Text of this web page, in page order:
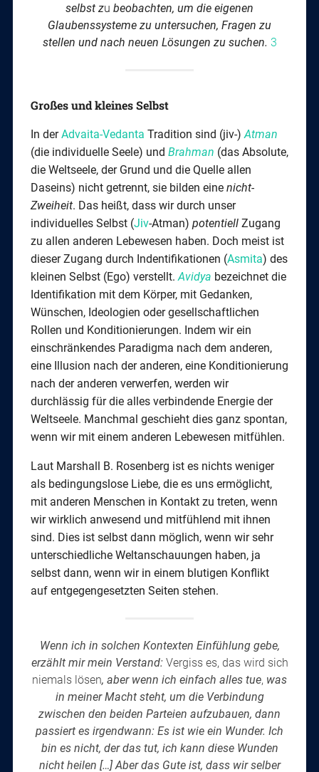
selbst zu beobachten, um die eigenen
Glaubenssysteme zu untersuchen, Fragen zu
stellen und nach neuen Lösungen zu suchen. 3
Großes und kleines Selbst
In derAdvaita-Vedanta Tradition sind (jiv-)Atman
(die individuelle Seele) und Brahman (das Absolute,
die Weltseele, der Grund und die Quelle allen
Daseins) nicht getrennt, sie bilden eine nicht-
Zweiheit. Das heißt, dass wir durch unser
individuelles Selbst (Jiv-Atman) potentiellZugang
zu allen anderen Lebewesen haben. Doch meist ist
dieser Zugang durch Indentifikationen (Asmita) des
kleinen Selbst (Ego) verstellt.Avidya bezeichnet die
Identifikation mit dem Körper, mit Gedanken,
Wünschen, Ideologien oder gesellschaftlichen
Rollen und Konditionierungen. Indem wir ein
einschränkendes Paradigma nach dem anderen,
eine Illusion nach der anderen, eine Konditionierung
nach der anderen verwerfen, werden wir
durchlässig für die alles verbindende Energie der
Weltseele. Manchmal geschieht dies ganz spontan,
wenn wir mit einem anderen Lebewesen mitfühlen.
Laut Marshall B. Rosenberg ist es nichts weniger
als bedingungslose Liebe, die es uns ermöglicht,
mit anderen Menschen in Kontakt zu treten, wenn
wir wirklich anwesend und mitfühlend mit ihnen
sind. Dies ist selbst dann möglich, wenn wir sehr
unterschiedliche Weltanschauungen haben, ja
selbst dann, wenn wir in einem blutigen Konflikt
auf entgegengesetzten Seiten stehen.
Wenn ich in solchen Kontexten Einfühlung gebe,
erzählt mir mein Verstand:Vergiss es, das wird sich
niemals lösen, aber wenn ich einfach alles tue, was
in meiner Macht steht, um die Verbindung
zwischen den beiden Parteien aufzubauen, dann
passiert es irgendwann: Es ist wie ein Wunder. Ich
bin es nicht, der das tut, ich kann diese Wunden
nicht heilen […] Aber das Gute ist, dass wir selber